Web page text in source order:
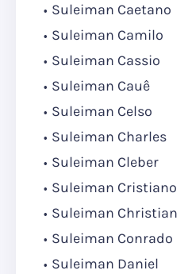
Suleiman Caetano
Suleiman Camilo
Suleiman Cassio
Suleiman Cauê
Suleiman Celso
Suleiman Charles
Suleiman Cleber
Suleiman Cristiano
Suleiman Christian
Suleiman Conrado
Suleiman Daniel